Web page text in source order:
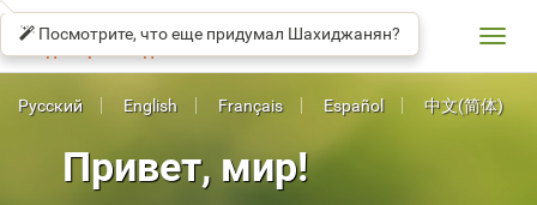
СОЛО КЛАВИАТУРЕ
Привет, мир!
Русский English Français Español 中文(简体)
Посмотрите, что еще придумал Шахиджанян?